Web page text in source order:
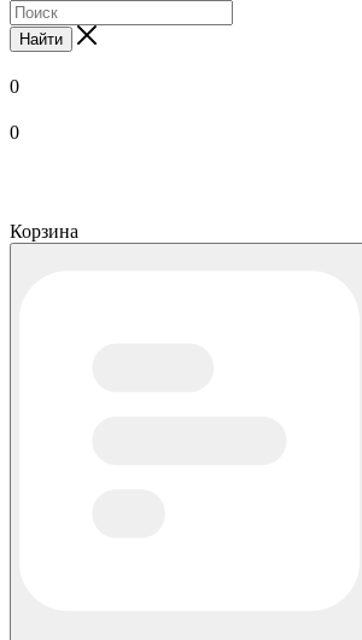
Найти
0
0
Корзина